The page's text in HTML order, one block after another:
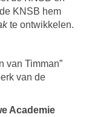
KNSB hem
te ontwikkelen.
van Timman”
van de
Academie